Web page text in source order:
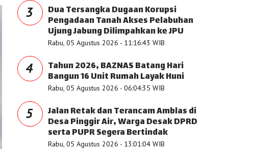
3 Dua Tersangka Dugaan Korupsi
Pengadaan Tanah Akses Pelabuhan
Ujung Jabung Dilimpahkan ke JPU
Rabu, 05 Agustus 2026 - 11:16:43 WIB
4 Tahun 2026, BAZNAS Batang Hari
Bangun 16 Unit Rumah Layak Huni
Rabu, 05 Agustus 2026 - 06:04:35 WIB
5 Jalan Retak dan Terancam Amblas di
Desa Pinggir Air, Warga Desak DPRD
serta PUPR Segera Bertindak
Rabu, 05 Agustus 2026 - 13:01:04 WIB